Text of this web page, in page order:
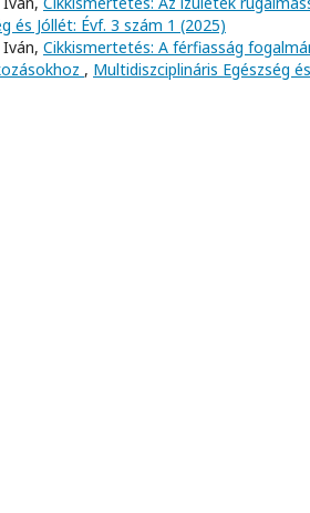
és Jóllét: Évf. 3 szám 1 (2025)
Cikkismertetés: A férfiasság
, Multidiszciplináris Egészség